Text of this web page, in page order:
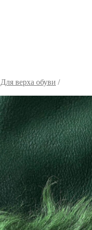
Для верха обуви /